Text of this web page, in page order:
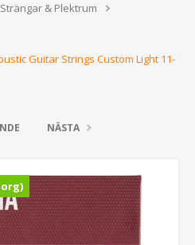
Strängar & Plektrum
Guitar Strings Custom Light 11-
NÄSTA